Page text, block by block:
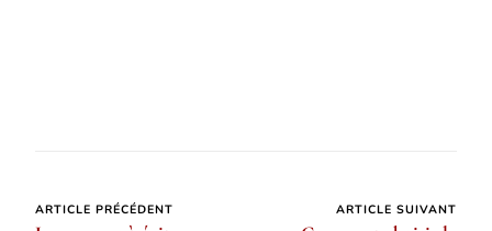
Navigation
ARTICLE PRÉCÉDENT ARTICLE SUIVANT